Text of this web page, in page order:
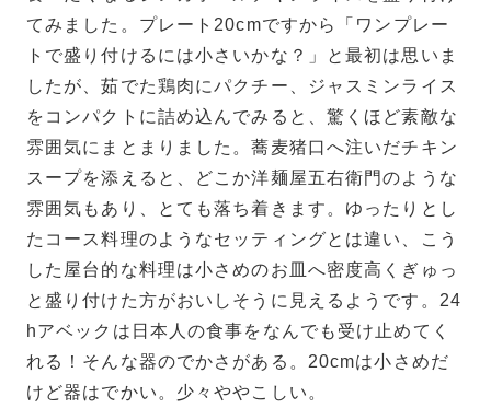
てみました。プレート20cmですから「ワンプレー
トで盛り付けるには小さいかな？」と最初は思いま
したが、茹でた鶏肉にパクチー、ジャスミンライス
をコンパクトに詰め込んでみると、驚くほど素敵な
雰囲気にまとまりました。蕎麦猪口へ注いだチキン
スープを添えると、どこか洋麺屋五右衛門のような
雰囲気もあり、とても落ち着きます。ゆったりとし
たコース料理のようなセッティングとは違い、こう
した屋台的な料理は小さめのお皿へ密度高くぎゅっ
と盛り付けた方がおいしそうに見えるようです。24
hアベックは日本人の食事をなんでも受け止めてく
れる！そんな器のでかさがある。20cmは小さめだ
けど器はでかい。少々ややこしい。